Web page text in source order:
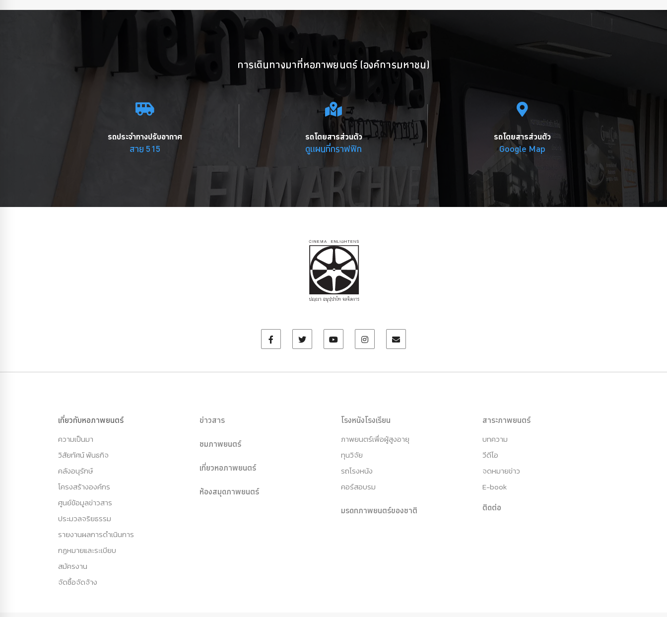
การเดินทางมาที่หอภาพยนตร์ (องค์การมหาชน)
รถประจำทางปรับอากาศ
สาย 515
รถโดยสารส่วนตัว
ดูแผนที่กราฟฟิก
รถโดยสารส่วนตัว
Google Map
เกี่ยวกับหอภาพยนตร์
ความเป็นมา
วิสัยทัศน์ พันธกิจ
คลังอนุรักษ์
โครงสร้างองค์กร
ศูนย์ข้อมูลข่าวสาร
ประมวลจริยธรรม
รายงานผลการดำเนินการ
กฏหมายและระเบียบ
สมัครงาน
จัดซื้อจัดจ้าง
ข่าวสาร
ชมภาพยนตร์
เที่ยวหอภาพยนตร์
ห้องสมุดภาพยนตร์
โรงหนังโรงเรียน
ภาพยนตร์เพื่อผู้สูงอายุ
ทุนวิจัย
รถโรงหนัง
คอร์สอบรม
มรดกภาพยนตร์ของชาติ
สาระภาพยนตร์
บทความ
วีดีโอ
จดหมายข่าว
E-book
ติดต่อ